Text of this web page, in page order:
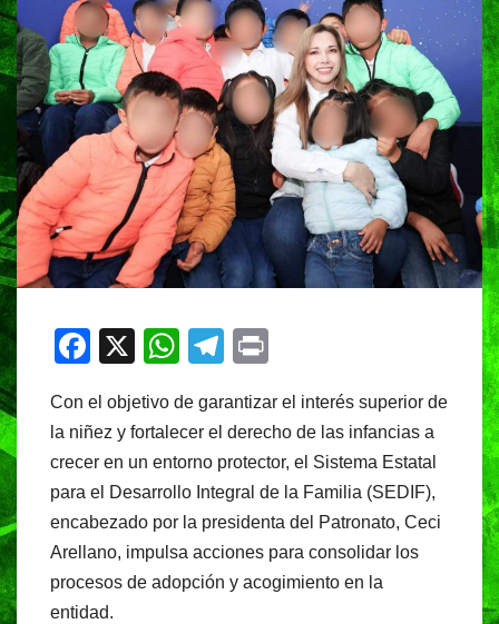
F
c
e
b
o
o
k
X
W
at
s
A
p
p
T
e
gr
a
m
t
Con el objetivo de garantizar el interés superior de
la niñez y fortalecer el derecho de las infancias a
crecer en un entorno protector, el Sistema Estatal
para el Desarrollo Integral de la Familia (SEDIF),
encabezado por la presidenta del Patronato, Ceci
Arellano, impulsa acciones para consolidar los
procesos de adopción y acogimiento en la
entidad.